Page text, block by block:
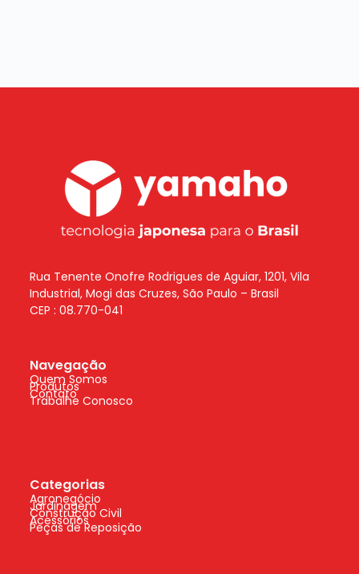
Rua Tenente Onofre Rodrigues de Aguiar, 1201, Vila
Industrial, Mogi das Cruzes, São Paulo – Brasil
CEP : 08.770-041
Navegação
Quem Somos
Produtos
Contato
Trabalhe Conosco
Categorias
Agronegócio
Jardinagem
Construção Civil
Acessórios
Peças de Reposição